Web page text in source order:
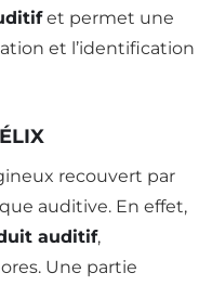
et permet une
et l’identification
recouvert par
auditive. En effet,
auditif,
Une partie